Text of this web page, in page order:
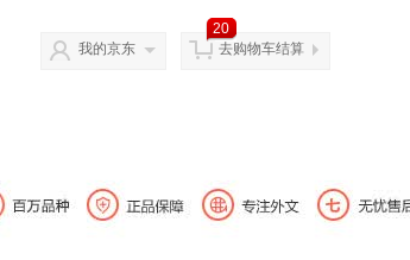
我的京东
20
去购物车结算